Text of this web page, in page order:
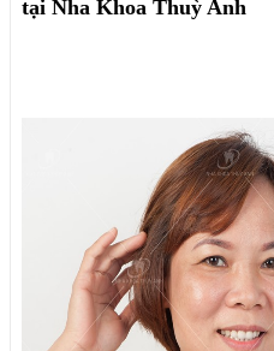
tại Nha Khoa Thuỳ Anh